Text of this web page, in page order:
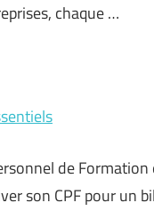
chaque …
de
son CPF pour un